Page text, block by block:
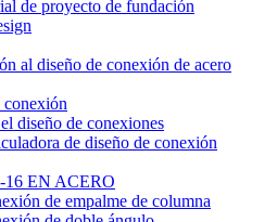
de proyecto de fundación
al diseño de conexión de acero
conexión
diseño de conexiones
de diseño de conexión
16 EN ACERO
de empalme de columna